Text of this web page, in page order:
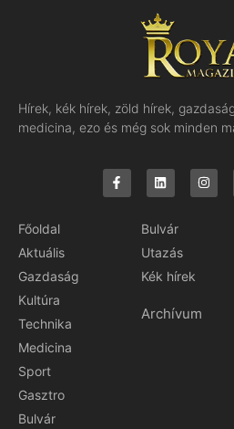
Hírek, kék hírek, zöld hírek,
medicina, ezo és még sok minden
Főoldal
Aktuális
Gazdaság
Kultúra
Technika
Medicina
Sport
Gasztro
Bulvár
Bulvár
Utazás
Kék hírek
Archívum